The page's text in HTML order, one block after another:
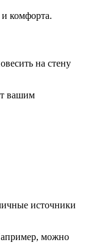
комфорта.
на стену
вашим
источники
можно